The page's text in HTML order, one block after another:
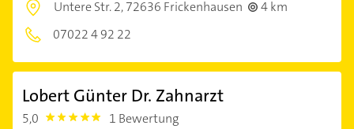
Untere Str. 2,72636 Frickenhausen
4 km
07022 4 92 22
Lobert Günter Dr. Zahnarzt
5,0 5.0 1 Bewertung